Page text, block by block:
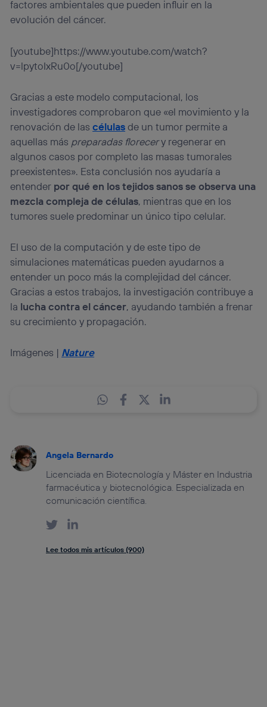
factores ambientales que pueden influir en la
evolución del cáncer.
[youtube]https://www.youtube.com/watch?
v=lpytoIxRu0o[/youtube]
Gracias a este modelo computacional, los
investigadores comprobaron que «el movimiento y la
renovación de lascélulasde un tumor permite a
aquellas más preparadas florecery regenerar en
algunos casos por completo las masas tumorales
preexistentes». Esta conclusión nos ayudaría a
entender por qué en los tejidos sanos se observa una
mezcla compleja de células, mientras que en los
tumores suele predominar un único tipo celular.
El uso de la computación y de este tipo de
simulaciones matemáticas pueden ayudarnos a
entender un poco más la complejidad del cáncer.
Gracias a estos trabajos, la investigación contribuye a
la lucha contra el cáncer, ayudando también a frenar
su crecimiento y propagación.
Imágenes | Nature
Angela Bernardo
Licenciada en Biotecnología y Máster en Industria
farmacéutica y biotecnológica. Especializada en
comunicación científica.
Lee todos mis artículos (900)